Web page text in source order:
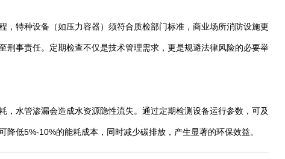
特种设备（如压力容器）须符合质检部门标准，商业场所消防设施更
事责任。定期检查不仅是技术管理需求，更是规避法律风险的必要举
水管渗漏会造成水资源隐性流失。通过定期检测设备运行参数，可及
低5%-10%的能耗成本，同时减少碳排放，产生显著的环保效益。